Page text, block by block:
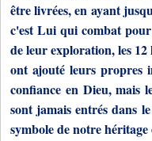
être livrées, en ayant
c'est Lui qui combat
de leur exploration, les
ont ajouté leurs propres
confiance en Dieu, mais
sont jamais entrés dans
symbole de notre